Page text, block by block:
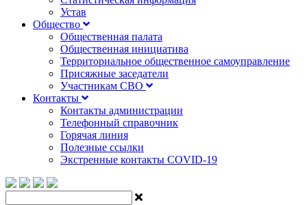
Устав
Общество
Общественная палата
Общественная инициатива
Территориальное общественное самоуправление
Присяжные заседатели
Участникам СВО
Контакты
Контакты администрации
Телефонный справочник
Горячая линия
Полезные ссылки
Экстренные контакты COVID-19